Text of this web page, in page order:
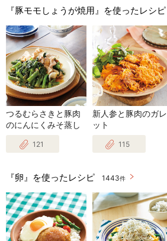
『豚モモしょうが焼用』を使ったレシピ
つるむらさきと豚肉
のにんにくみそ蒸し
121
新人参と豚肉のガレ
ット
115
『卵』を使ったレシピ 1443件